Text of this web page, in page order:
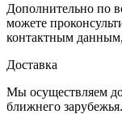
Дополнительно по
можете
контактным
Доставка
Мы осуществляем
ближнего зарубежья.